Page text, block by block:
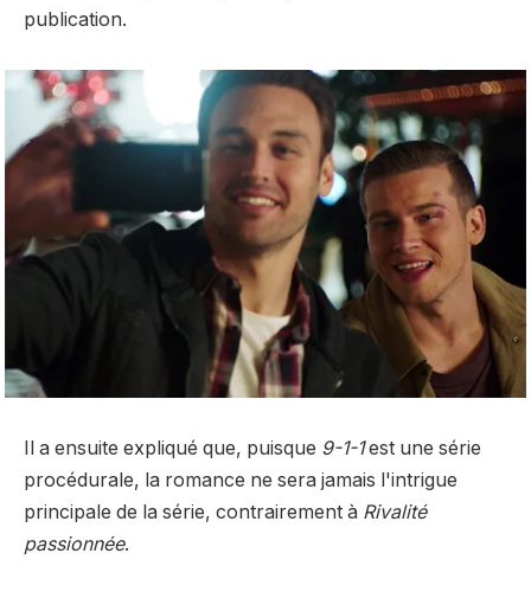
publication.
Il a ensuite expliqué que, puisque 9-1-1est une série
procédurale, la romance ne sera jamais l'intrigue
principale de la série, contrairement à Rivalité
passionnée.